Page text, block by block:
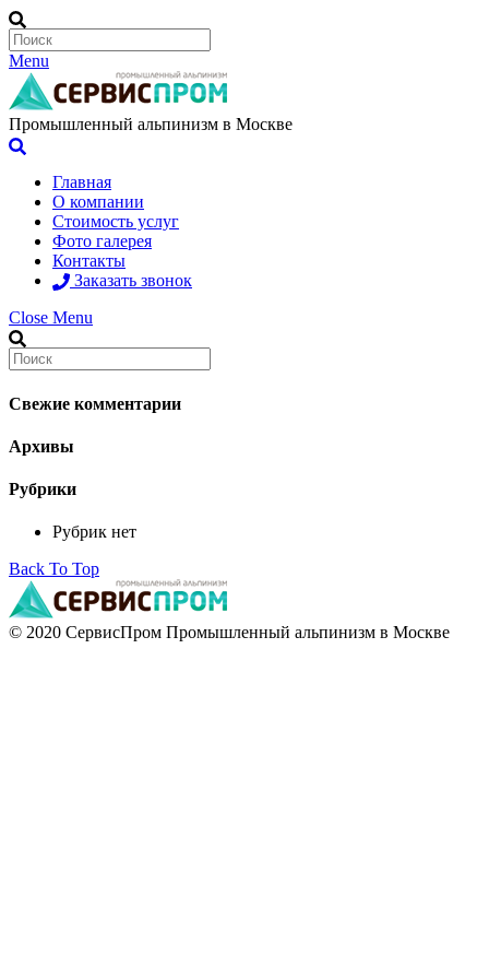
Menu
Промышленный альпинизм в Москве
Главная
О компании
Стоимость услуг
Фото галерея
Контакты
Заказать звонок
Close Menu
Свежие комментарии
Архивы
Рубрики
Рубрик нет
Back To Top
© 2020 СервисПром Промышленный альпинизм в Москве